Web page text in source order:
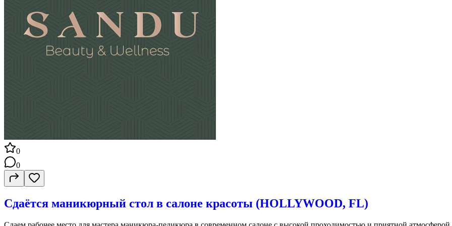
0
0
Сдаётся маникюрный стол в салоне красоты (HOLLYWOOD, FL)